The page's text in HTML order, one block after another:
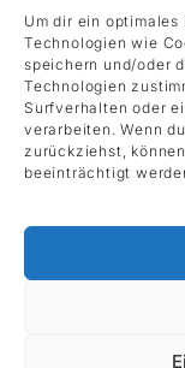
Um dir ein
Technologien wie
speichern und/oder
Technologien
Surfverhalten oder
verarbeiten. Wenn
zurückziehst,
beeinträchtigt
Rauschen
Dominik Heim
2024
Öl auf Leinwand
70 x 100 cm